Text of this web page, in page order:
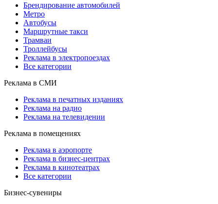
Брендирование автомобилей
Метро
Автобусы
Маршрутные такси
Трамваи
Троллейбусы
Реклама в электропоездах
Все категории
Реклама в СМИ
Реклама в печатных изданиях
Реклама на радио
Реклама на телевидении
Реклама в помещениях
Реклама в аэропорте
Реклама в бизнес-центрах
Реклама в кинотеатрах
Все категории
Бизнес-сувениры